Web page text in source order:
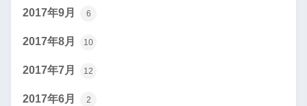
2017年9月 6
2017年8月 10
2017年7月 12
2017年6月 2